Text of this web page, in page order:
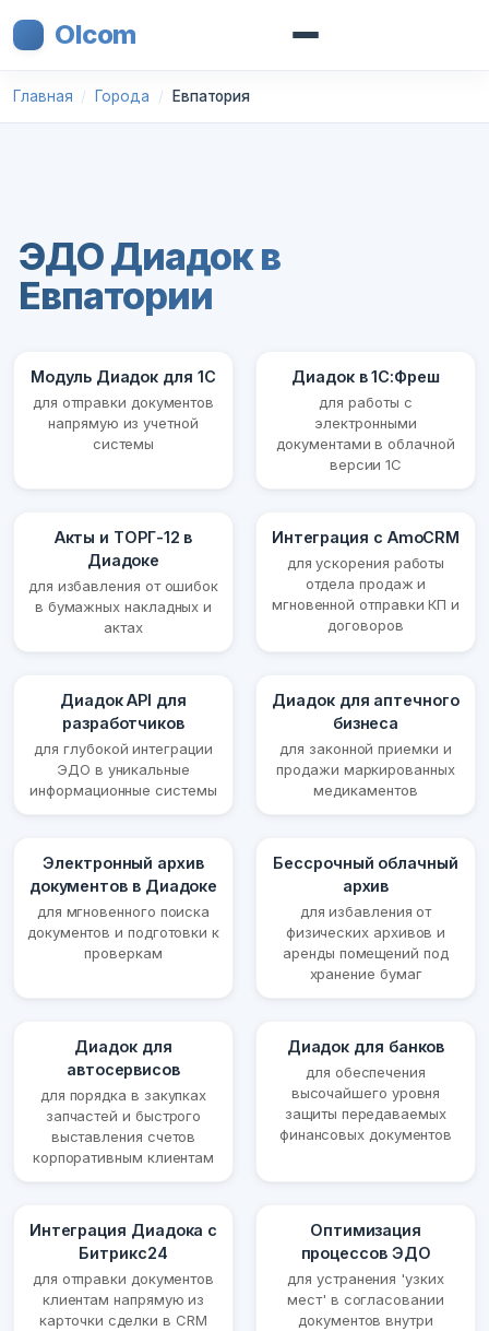
Olcom
Главная Города Евпатория
ЭДО Диадок в
Евпатории
Модуль Диадок для 1С
для отправки документов
напрямую из учетной
системы
Диадок в 1С:Фреш
для работы с
электронными
документами в облачной
версии 1С
Акты и ТОРГ-12 в
Диадоке
для избавления от ошибок
в бумажных накладных и
актах
Интеграция с AmoCRM
для ускорения работы
отдела продаж и
мгновенной отправки КП и
договоров
Диадок API для
разработчиков
для глубокой интеграции
ЭДО в уникальные
информационные системы
Диадок для аптечного
бизнеса
для законной приемки и
продажи маркированных
медикаментов
Электронный архив
документов в Диадоке
для мгновенного поиска
документов и подготовки к
проверкам
Бессрочный облачный
архив
для избавления от
физических архивов и
аренды помещений под
хранение бумаг
Диадок для
автосервисов
для порядка в закупках
запчастей и быстрого
выставления счетов
корпоративным клиентам
Диадок для банков
для обеспечения
высочайшего уровня
защиты передаваемых
финансовых документов
Интеграция Диадока с
Битрикс24
для отправки документов
клиентам напрямую из
карточки сделки в CRM
Оптимизация
процессов ЭДО
для устранения 'узких
мест' в согласовании
документов внутри